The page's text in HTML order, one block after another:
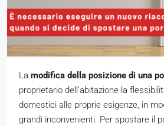
La modifica della posizione di una
proprietario dell’abitazione la
domestici alle proprie esigenze, in
grandi inconvenienti. Per spostare il